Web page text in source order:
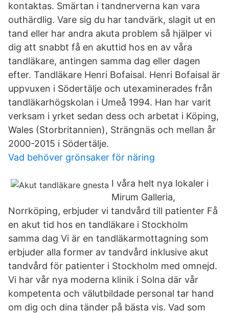
kontaktas. Smärtan i tandnerverna kan vara
outhärdlig. Vare sig du har tandvärk, slagit ut en
tand eller har andra akuta problem så hjälper vi
dig att snabbt få en akuttid hos en av våra
tandläkare, antingen samma dag eller dagen
efter. Tandläkare Henri Bofaisal. Henri Bofaisal är
uppvuxen i Södertälje och utexaminerades från
tandläkarhögskolan i Umeå 1994. Han har varit
verksam i yrket sedan dess och arbetat i Köping,
Wales (Storbritannien), Strängnäs och mellan år
2000-2015 i Södertälje.
Vad behöver grönsaker för näring
I våra helt nya lokaler i
Mirum Galleria,
Norrköping, erbjuder vi tandvård till patienter Få
en akut tid hos en tandläkare i Stockholm
samma dag Vi är en tandläkarmottagning som
erbjuder alla former av tandvård inklusive akut
tandvård för patienter i Stockholm med omnejd.
Vi har vår nya moderna klinik i Solna där vår
kompetenta och välutbildade personal tar hand
om dig och dina tänder på bästa vis. Vad som